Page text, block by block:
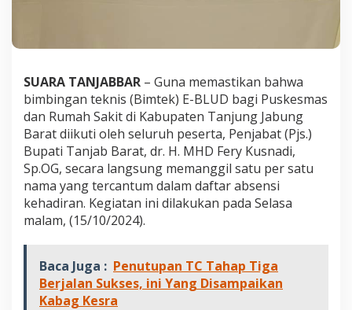
h
a
k
i
t
D
i
a
s
t
n
D
i
SUARA TANJABBAR – Guna memastikan bahwa
bimbingan teknis (Bimtek) E-BLUD bagi Puskesmas
dan Rumah Sakit di Kabupaten Tanjung Jabung
Barat diikuti oleh seluruh peserta, Penjabat (Pjs.)
Bupati Tanjab Barat, dr. H. MHD Fery Kusnadi,
Sp.OG, secara langsung memanggil satu per satu
nama yang tercantum dalam daftar absensi
kehadiran. Kegiatan ini dilakukan pada Selasa
malam, (15/10/2024).
Baca Juga : Penutupan TC Tahap Tiga
Berjalan Sukses, ini Yang Disampaikan
Kabag Kesra